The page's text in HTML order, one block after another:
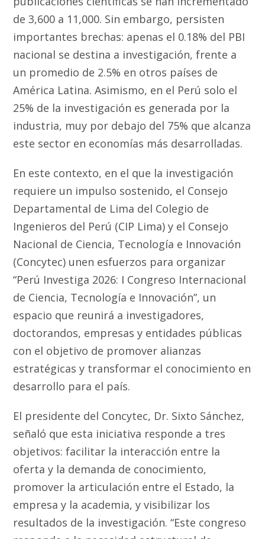
de 3,600 a 11,000. Sin embargo, persisten
importantes brechas: apenas el 0.18% del PBI
nacional se destina a investigación, frente a
un promedio de 2.5% en otros países de
América Latina. Asimismo, en el Perú solo el
25% de la investigación es generada por la
industria, muy por debajo del 75% que alcanza
este sector en economías más desarrolladas.
En este contexto, en el que la investigación
requiere un impulso sostenido, el Consejo
Departamental de Lima del Colegio de
Ingenieros del Perú (CIP Lima) y el Consejo
Nacional de Ciencia, Tecnología e Innovación
(Concytec) unen esfuerzos para organizar
“Perú Investiga 2026: I Congreso Internacional
de Ciencia, Tecnología e Innovación”, un
espacio que reunirá a investigadores,
doctorandos, empresas y entidades públicas
con el objetivo de promover alianzas
estratégicas y transformar el conocimiento en
desarrollo para el país.
El presidente del Concytec, Dr. Sixto Sánchez,
señaló que esta iniciativa responde a tres
objetivos: facilitar la interacción entre la
oferta y la demanda de conocimiento,
promover la articulación entre el Estado, la
empresa y la academia, y visibilizar los
resultados de la investigación. “Este congreso